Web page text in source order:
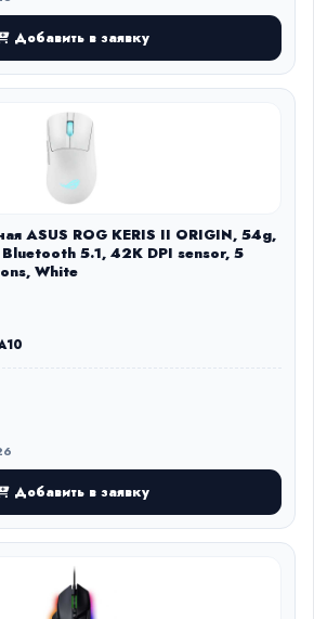
Добавить в заявку
ASUS ROG KERIS II ORIGIN, 54g,
5.1, 42K DPI sensor, 5
White
Добавить в заявку